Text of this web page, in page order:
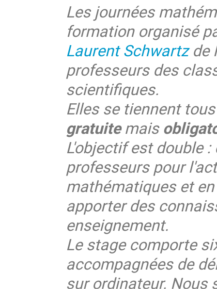
Les journées
formation organisé
Laurent Schwartzde
professeurs des
scientifiques.
Elles se tiennent
gratuitemais
L'objectif est double
professeurs pour
mathématiques et
apporter des
enseignement.
Le stage comporte
accompagnées de
sur ordinateur.